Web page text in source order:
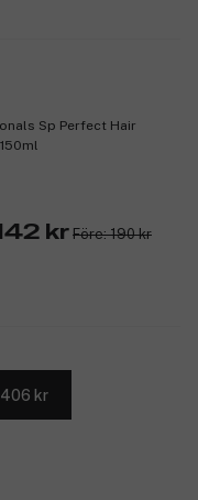
Sp Perfect Hair
krFöre: 190 kr
kr